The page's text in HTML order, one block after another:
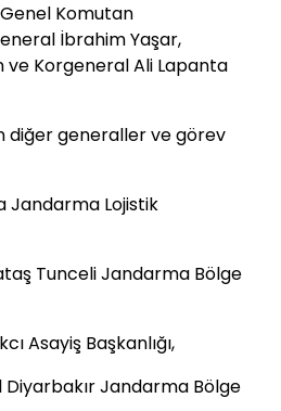
Komutan
İbrahim Yaşar,
ve Korgeneral Ali Lapanta
diğer generaller ve görev
Jandarma Lojistik
Tunceli Jandarma Bölge
Asayiş Başkanlığı,
Jandarma Bölge